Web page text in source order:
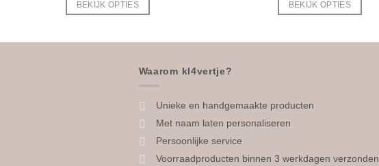
BEKIJK OPTIES BEKIJK OPTIES
Waarom kl4vertje?
Unieke en handgemaakte producten
Met naam laten personaliseren
Persoonlijke service
Voorraadproducten binnen 3 werkdagen verzonden